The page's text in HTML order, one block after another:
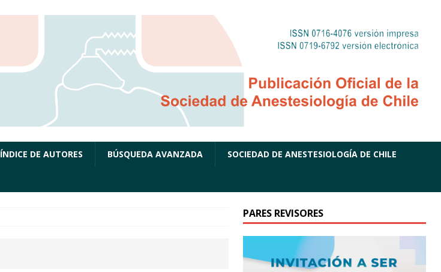
ÍNDICE DE AUTORES BÚSQUEDA AVANZADA SOCIEDAD DE ANESTESIOLOGÍA DE CHILE
PARES REVISORES